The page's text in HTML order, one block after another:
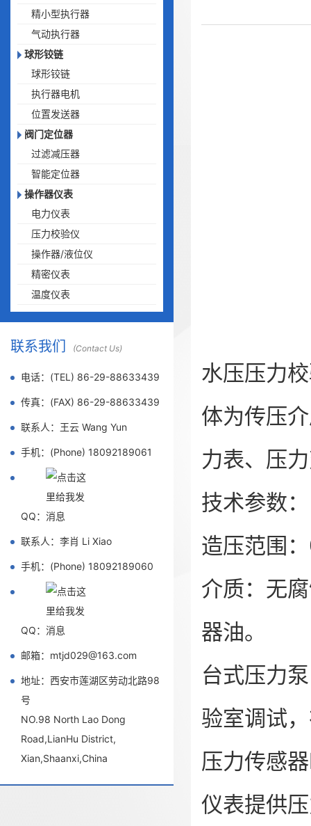
精小型执行器
气动执行器
球形铰链
球形铰链
执行器电机
位置发送器
阀门定位器
过滤减压器
智能定位器
操作器仪表
电力仪表
压力校验仪
操作器/液位仪
精密仪表
温度仪表
联系我们 (Contact Us)
电话：(TEL) 86-29-88633439
传真：(FAX) 86-29-88633439
联系人：王云 Wang Yun
手机：(Phone) 18092189061
QQ：
联系人：李肖 Li Xiao
手机：(Phone) 18092189060
QQ：
邮箱：mtjd029@163.com
地址：西安市莲湖区劳动北路98
号
NO.98 North Lao Dong
Road,LianHu District,
Xian,Shaanxi,China
水压压力
体为传压
力表、压
技术参数：
造压范围
介质：无
器油。
台式压力
验室调试
压力传感
仪表提供